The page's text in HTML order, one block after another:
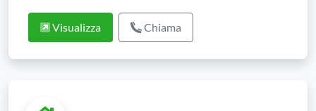
Visualizza Chiama